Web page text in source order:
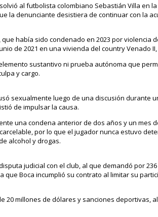
al futbolista colombiano Sebastián Villa en
la denunciante desistiera de continuar con la
había sido condenado en 2023 por violencia
de 2021 en una vivienda del country Venado II,
sustantivo ni prueba autónoma que
y cargo.
sexualmente luego de una discusión durante
de impulsar la causa.
una condena anterior de dos años y un mes
por lo que el jugador nunca estuvo
alcohol y drogas.
judicial con el club, al que demandó por
Boca incumplió su contrato al limitar su
20 millones de dólares y sanciones deportivas,